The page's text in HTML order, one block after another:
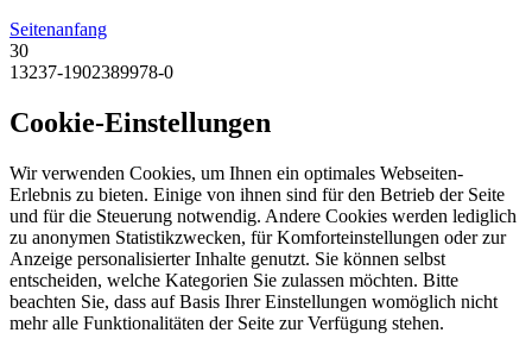
Seitenanfang
30
13237-1902389978-0
Cookie-Einstellungen
Wir verwenden Cookies, um Ihnen ein optimales Webseiten-
Erlebnis zu bieten. Einige von ihnen sind für den Betrieb der Seite
und für die Steuerung notwendig. Andere Cookies werden lediglich
zu anonymen Statistikzwecken, für Komforteinstellungen oder zur
Anzeige personalisierter Inhalte genutzt. Sie können selbst
entscheiden, welche Kategorien Sie zulassen möchten. Bitte
beachten Sie, dass auf Basis Ihrer Einstellungen womöglich nicht
mehr alle Funktionalitäten der Seite zur Verfügung stehen.